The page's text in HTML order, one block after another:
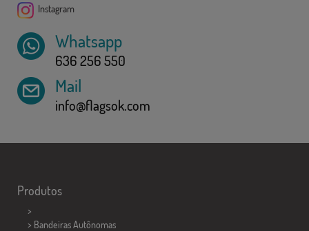
Instagram
Whatsapp
636 256 550
Mail
info@flagsok.com
Produtos
>
> Bandeiras Autônomas